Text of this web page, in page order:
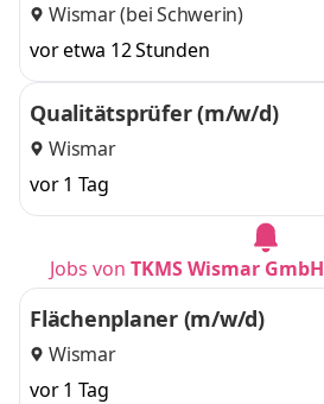
Wismar (bei Schwerin)
vor etwa 12 Stunden
Qualitätsprüfer (m/w/d)
Wismar
vor 1 Tag
Jobs von TKMS Wismar GmbH
Flächenplaner (m/w/d)
Wismar
vor 1 Tag